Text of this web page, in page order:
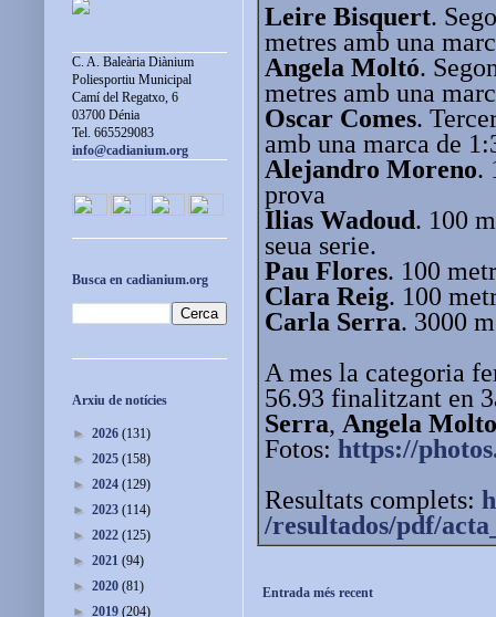
Leire Bisquert.
metres amb una
Angela Moltó.
metres amb una
Oscar Comes.
amb una marca de
Alejandro Moreno.
prova
Ilias Wadoud. 100
seua serie.
Pau Flores. 100
Clara Reig. 100
Carla Serra. 3000
A mes la categoria
56.93 finalitzant en
Serra, Angela Molto
Fotos: https://
Resultats complets:
/resultados/pdf/
Entrada més recent
C. A. Baleària Diànium
Poliesportiu Municipal
Camí del Regatxo, 6
03700 Dénia
Tel. 665529083
info@cadianium.org
Busca en cadianium.org
Arxiu de notícies
► 2026 (131)
► 2025 (158)
► 2024 (129)
► 2023 (114)
► 2022 (125)
► 2021 (94)
► 2020 (81)
► 2019 (204)